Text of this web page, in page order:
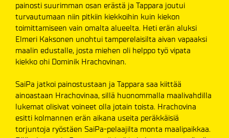
painosti suurimman osan erästä ja Tappara joutui
turvautumaan niin pitkiin kiekkoihin kuin kiekon
toimittamiseen vain omalta alueelta. Heti erän aluksi
Elmeri Kaksonen unohtui tamperelaisilta aivan vapaaksi
maalin edustalle, josta miehen oli helppo työ vipata
kiekko ohi Dominik Hrachovinan.
SaiPa jatkoi painostustaan ja Tappara saa kiittää
ainoastaan Hrachovinaa, sillä huonommalla maalivahdilla
lukemat olisivat voineet olla jotain toista. Hrachovina
esitti kolmannen erän aikana useita peräkkäisiä
torjuntoja ryöstäen SaiPa-pelaajilta monta maalipaikkaa.